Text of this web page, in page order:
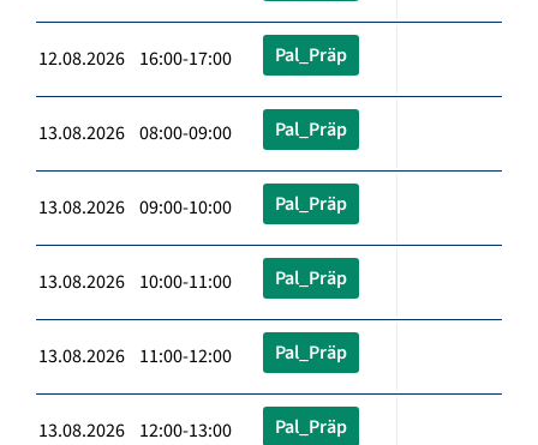
12.08.2026 16:00-17:00 Pal_Präp
13.08.2026 08:00-09:00 Pal_Präp
13.08.2026 09:00-10:00 Pal_Präp
13.08.2026 10:00-11:00 Pal_Präp
13.08.2026 11:00-12:00 Pal_Präp
13.08.2026 12:00-13:00 Pal_Präp